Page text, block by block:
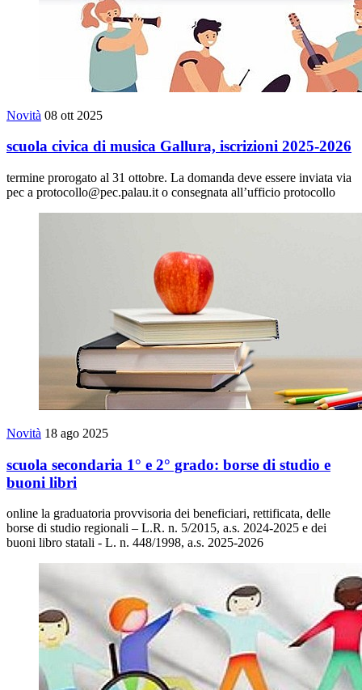
Novità 08 ott 2025
scuola civica di musica Gallura, iscrizioni 2025-2026
termine prorogato al 31 ottobre. La domanda deve essere inviata via
pec a protocollo@pec.palau.it o consegnata all’ufficio protocollo
Novità 18 ago 2025
scuola secondaria 1° e 2° grado: borse di studio e
buoni libri
online la graduatoria provvisoria dei beneficiari, rettificata, delle
borse di studio regionali – L.R. n. 5/2015, a.s. 2024-2025 e dei
buoni libro statali - L. n. 448/1998, a.s. 2025-2026